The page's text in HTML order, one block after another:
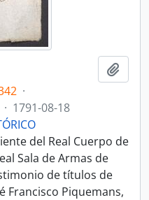
·
· 1791-08-18
del Real Cuerpo de
Sala de Armas de
de títulos de
Francisco Piquemans,